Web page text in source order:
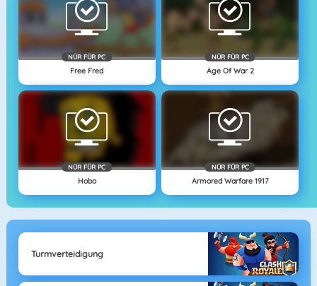
NÜR FÜR PC
Free Fred
NÜR FÜR PC
Age Of War 2
NÜR FÜR PC
Hobo
NÜR FÜR PC
Armored Warfare 1917
Turmverteidigung